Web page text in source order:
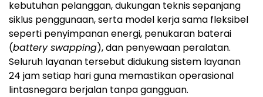
kebutuhan pelanggan, dukungan teknis sepanjang
siklus penggunaan, serta model kerja sama fleksibel
seperti penyimpanan energi, penukaran baterai
(battery swapping), dan penyewaan peralatan.
Seluruh layanan tersebut didukung sistem layanan
24 jam setiap hari guna memastikan operasional
lintasnegara berjalan tanpa gangguan.